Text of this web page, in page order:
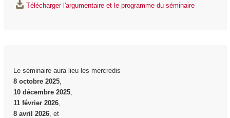
Télécharger l'argumentaire et le programme du séminaire
Le séminaire aura lieu les mercredis
8 octobre 2025,
10 décembre 2025,
11 février 2026,
8 avril 2026, et